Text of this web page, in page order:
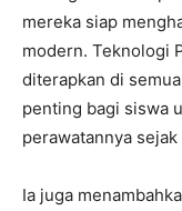
mereka siap
modern. Teknologi
diterapkan di
penting bagi siswa
perawatannya
Ia juga